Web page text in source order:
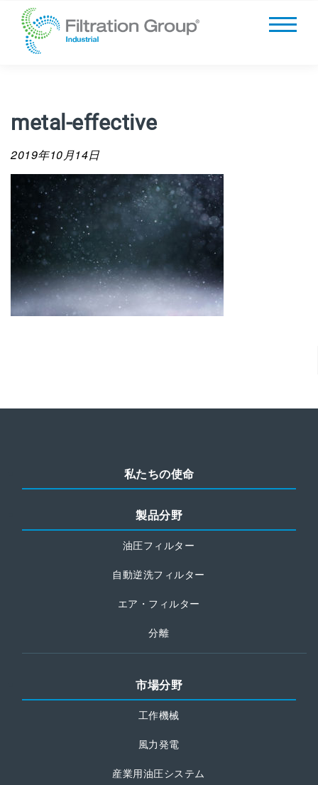
metal-effective
2019年10月14日
私たちの使命
製品分野
油圧フィルター
自動逆洗フィルター
エア・フィルター
分離
市場分野
工作機械
風力発電
産業用油圧システム